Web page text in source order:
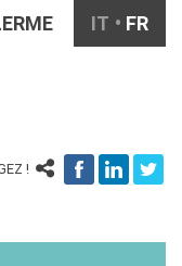
IT FR
!